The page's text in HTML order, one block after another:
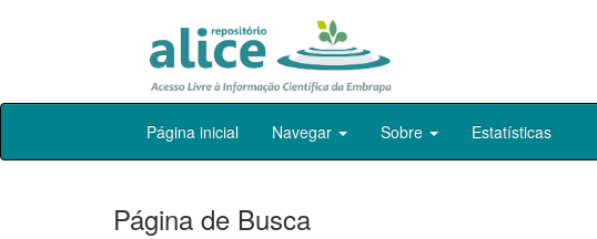
Skip
Página inicial Navegar Sobre Estatísticas
Página de Busca